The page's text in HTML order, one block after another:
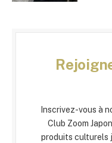
Inscrivez-vous à
Club Zoom
produits culturels